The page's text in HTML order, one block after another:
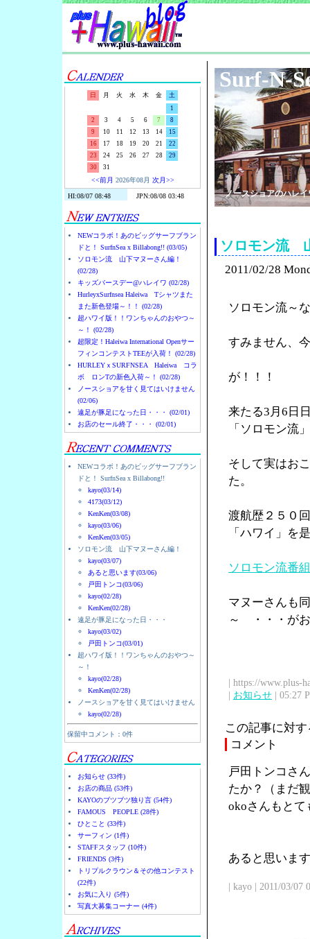
日 月 火 水 木 金
土
1
2
3 4 5 6 7
8
9
10 11 12 13 14
15
16
17 18 19 20 21
22
23
24 25 26 27 28
29
30
31
<<前月 2026年08月 次月>>
NEWコラボ！あのビッグサーフブラン
ドと！ SurfnSea x Billabong!! (03/05)
ソロモン流 山下マヌーさん編！
(02/28)
キッズバースデー@ハレイワ (02/28)
HurleyxSurfnsea Haleiwa Tシャツまた
また新色登場～！！ (02/28)
超ハワイ版！！ワンちゃんのおやつ～
～！ (02/28)
超限定！Haleiwa International Openサー
フィンコンテストTEEが入荷！ (02/28)
HURLEYｘSURFNSEA Haleiwa コラ
ボ ロンTの新色入荷～！ (02/28)
ノースショアを甘く見てはいけません
(02/06)
遠足が豚足になった日・・・ (02/01)
お店のセール終了・・・ (02/01)
NEWコラボ！あのビッグサーフブラン
ドと！ SurfnSea x Billabong!!
kayo(03/14)
4173(03/12)
KenKen(03/08)
kayo(03/06)
KenKen(03/05)
ソロモン流 山下マヌーさん編！
kayo(03/07)
あると思います(03/06)
戸田トンコ(03/06)
kayo(02/28)
KenKen(02/28)
遠足が豚足になった日・・・
kayo(03/02)
戸田トンコ(03/01)
超ハワイ版！！ワンちゃんのおやつ～
～！
kayo(02/28)
KenKen(02/28)
ノースショアを甘く見てはいけません
kayo(02/28)
保留中コメント：0件
お知らせ (33件)
お店の商品 (53件)
KAYOのブツブツ独り言 (54件)
FAMOUS PEOPLE (28件)
ひとこと (33件)
サーフィン (1件)
STAFFスタッフ (10件)
FRIENDS (3件)
トリプルクラウン＆その他コンテスト
(22件)
お気に入り (5件)
写真大募集コーナー (4件)
Surf-N-
ノースショアのハレ
ソロモン流
2011/02/28
ソロモン流～
すみません、
が！！！
来たる3月6日
「ソロモン流
そして実はお
た。
渡航歴２５０
「ハワイ」を
ソロモン流番
マヌーさんも
～ ・・・がお
| https://www.plus-
| お知らせ | 05:27
この記事に対
コメント
戸田トンコさ
たか？（まだ
okoさんもとて
あると思いま
| kayo | 2011/03/07